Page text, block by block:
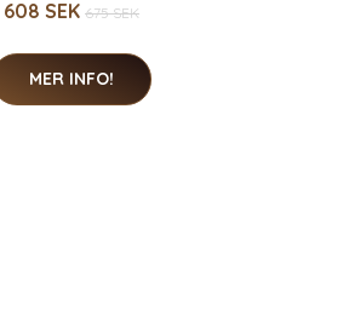
608 SEK 675 SEK
MER INFO!